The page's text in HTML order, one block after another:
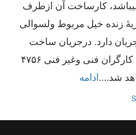
کارساخت آن ازطرف
زنده خیل مربوط ولسوالی
دارد. درجریان ساخت
پروژۀ متذکره، برای کارگران فنی وغیر فنی ۴۷۵۶
شد....ادامه